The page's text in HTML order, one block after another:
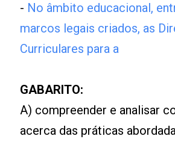
- No âmbito educacional,
marcos legais criados, as
Curriculares para a
GABARITO:
A) compreender e analisar
acerca das práticas